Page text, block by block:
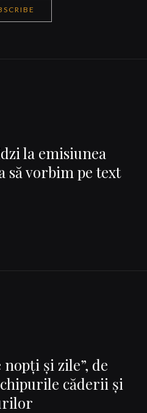
la emisiunea
să vorbim pe text
şi zile”, de
căderii şi